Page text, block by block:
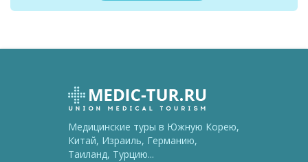
Медицинские туры в Южную Корею,
Китай, Израиль, Германию,
Таиланд, Турцию...